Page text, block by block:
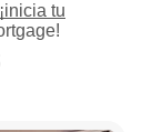
¡inicia tu